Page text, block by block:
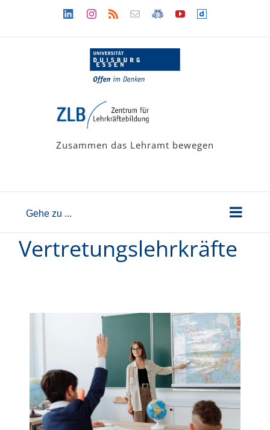
LinkedinInstagram
Rss Newsletter
LehramtsWiki
YouTubeDailymotion
Zusammen das Lehramt bewegen
Gehe zu ...
Vertretungslehrkräfte